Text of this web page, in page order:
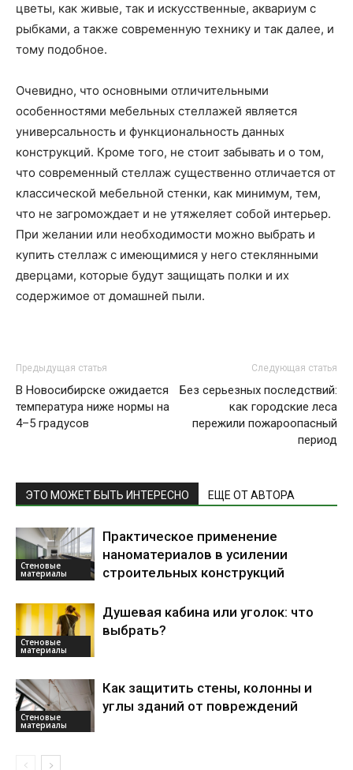
цветы, как живые, так и искусственные, аквариум с
рыбками, а также современную технику и так далее, и
тому подобное.
Очевидно, что основными отличительными
особенностями мебельных стеллажей является
универсальность и функциональность данных
конструкций. Кроме того, не стоит забывать и о том,
что современный стеллаж существенно отличается от
классической мебельной стенки, как минимум, тем,
что не загромождает и не утяжеляет собой интерьер.
При желании или необходимости можно выбрать и
купить стеллаж с имеющимися у него стеклянными
дверцами, которые будут защищать полки и их
содержимое от домашней пыли.
Предыдущая статья
В Новосибирске ожидается
температура ниже нормы на
4–5 градусов
Следующая статья
Без серьезных последствий:
как городские леса
пережили пожароопасный
период
ЭТО МОЖЕТ БЫТЬ ИНТЕРЕСНО ЕЩЕ ОТ АВТОРА
Стеновые
материалы
Практическое применение
наноматериалов в усилении
строительных конструкций
Стеновые
материалы
Душевая кабина или уголок: что
выбрать?
Стеновые
материалы
Как защитить стены, колонны и
углы зданий от повреждений